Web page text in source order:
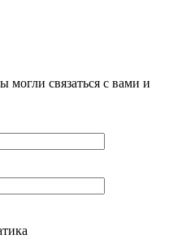
могли связаться с вами и